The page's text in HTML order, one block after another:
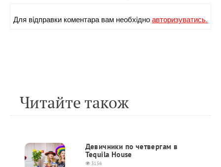
Для вiдправки коментара вам необхiдноавторизуватись.
Читайте також
Девичники по четвергам в
Tequila House
3156